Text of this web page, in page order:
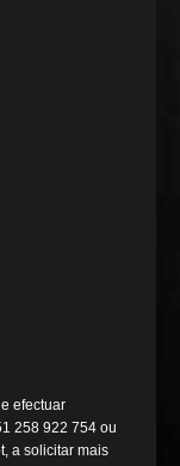
efectuar
258 922 754 ou
a solicitar mais